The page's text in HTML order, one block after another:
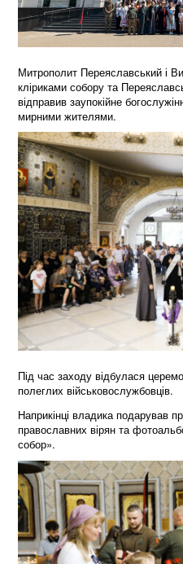
Митрополит Переяславський і
кліриками собору та
відправив заупокійне
мирними жителями.
Під час заходу відбулася
полеглих військовослужбовців.
Наприкінці владика подарував
православних вірян та
собор».